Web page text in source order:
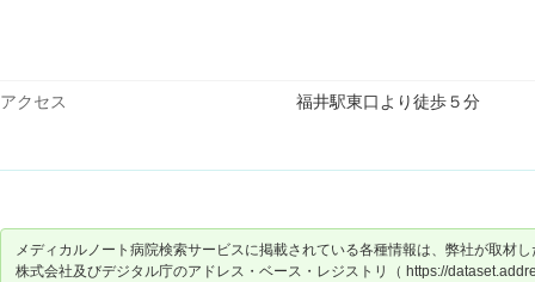
アクセス 福井駅東口より徒歩５分
メディカルノート病院検索サービスに掲載されている各種情報は、弊社が取材
株式会社及びデジタル庁のアドレス・ベース・レジストリ（ https://